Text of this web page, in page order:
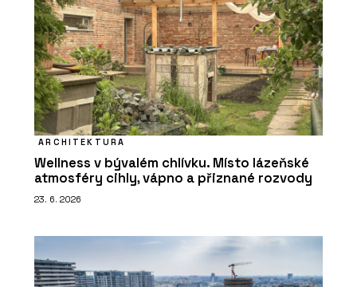
ARCHITEKTURA
Wellness v bývalém chlívku. Místo lázeňské
atmosféry cihly, vápno a přiznané rozvody
23. 6. 2026